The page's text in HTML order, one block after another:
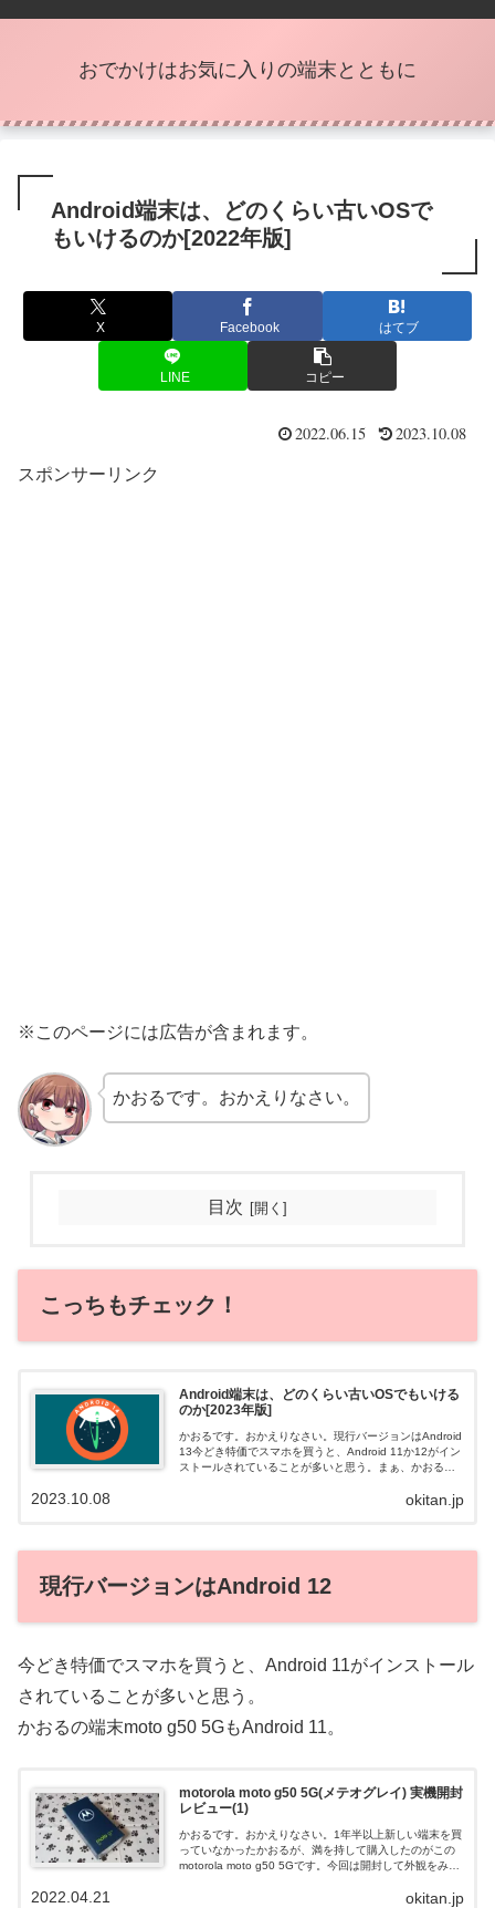
おでかけはお気に入りの端末とともに
Android端末は、どのくらい古いOSで
もいけるのか[2022年版]
X Facebook はてブ
LINE コピー
2022.06.15 2023.10.08
スポンサーリンク
※このページには広告が含まれます。
かおるです。おかえりなさい。
目次
こっちもチェック！
Android端末は、どのくらい古いOSでもいける
のか[2023年版]
かおるです。おかえりなさい。現行バージョンはAndroid
13今どき特価でスマホを買うと、Android 11か12がイン
ストールされていることが多いと思う。まぁ、かおるの
okitan.jp
2023.10.08
現行バージョンはAndroid 12
今どき特価でスマホを買うと、Android 11がインストール
されていることが多いと思う。
かおるの端末moto g50 5GもAndroid 11。
motorola moto g50 5G(メテオグレイ) 実機開封
レビュー(1)
かおるです。おかえりなさい。1年半以上新しい端末を買
っていなかったかおるが、満を持して購入したのがこの
motorola moto g50 5Gです。今回は開封して外観をみて
okitan.jp
2022.04.21